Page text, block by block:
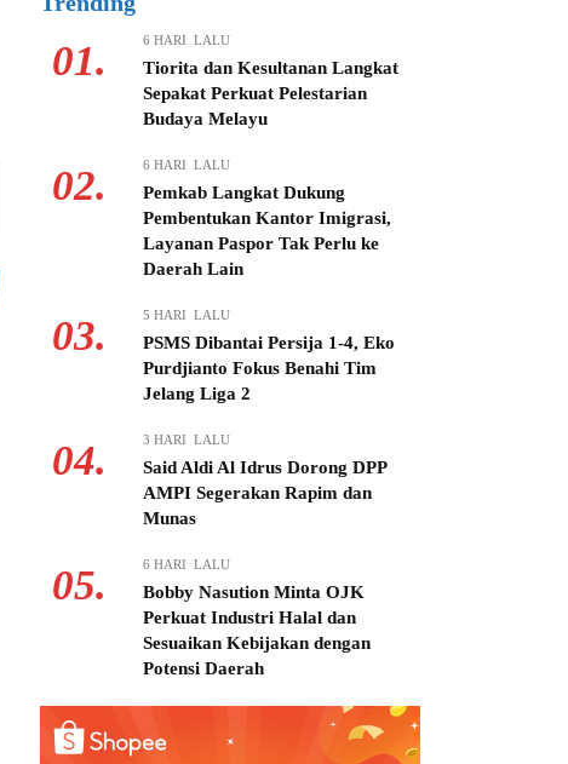
01. 6 HARI LALU
Tiorita dan Kesultanan Langkat
Sepakat Perkuat Pelestarian
Budaya Melayu
02. 6 HARI LALU
Pemkab Langkat Dukung
Pembentukan Kantor Imigrasi,
Layanan Paspor Tak Perlu ke
Daerah Lain
03. 5 HARI LALU
PSMS Dibantai Persija 1-4, Eko
Purdjianto Fokus Benahi Tim
Jelang Liga 2
04. 3 HARI LALU
Said Aldi Al Idrus Dorong DPP
AMPI Segerakan Rapim dan
Munas
05. 6 HARI LALU
Bobby Nasution Minta OJK
Perkuat Industri Halal dan
Sesuaikan Kebijakan dengan
Potensi Daerah